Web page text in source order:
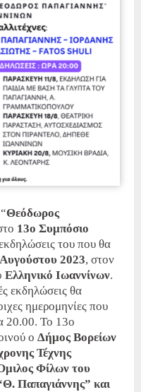
Θεόδωρος
13ο Συμπόσιο
του που θα
2023, στον
Ελληνικό Ιωαννίνων.
εκδηλώσεις θα
ημερομηνίες που
20.00. Το 13ο
ο Δήμος Βορείων
Τέχνης
Φίλων του
Παπαγιάννης” και